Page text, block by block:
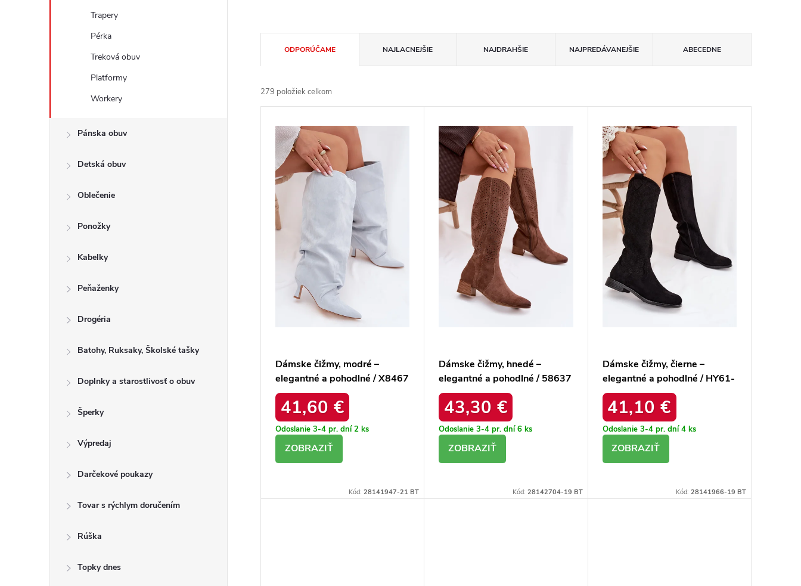
Trapery
Pérka
Treková obuv
Platformy
Workery
Pánska obuv
Detská obuv
Oblečenie
Ponožky
Kabelky
Peňaženky
Drogéria
Batohy, Ruksaky, Školské tašky
Doplnky a starostlivosť o obuv
Šperky
Výpredaj
Darčekové poukazy
Tovar s rýchlym doručením
Rúška
Topky dnes
e
n
ODPORÚČAME NAJLACNEJŠIE NAJDRAHŠIE NAJPREDÁVANEJŠIE ABECEDNE
279 položiek celkom
Dámske čižmy, modré –
elegantné a pohodlné / X8467
BLUE
41,60 €
Odoslanie 3-4 pr. dní2 ks
Kód:28141947-21 BT
Dámske čižmy, hnedé –
elegantné a pohodlné / 58637
J.BRĄZOWY
43,30 €
Odoslanie 3-4 pr. dní6 ks
Kód: 28142704-19 BT
Dámske čižmy, čierne –
elegantné a pohodlné / HY61-
8022 BLACK
41,10 €
Odoslanie 3-4 pr. dní4 ks
Kód: 28141966-19 BT